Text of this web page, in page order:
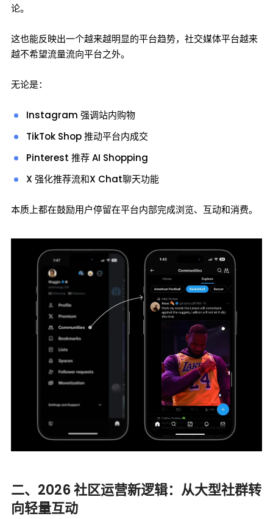
论。
这也能反映出一个越来越明显的平台趋势，社交媒体平台越来
越不希望流量流向平台之外。
无论是：
Instagram 强调站内购物
TikTok Shop 推动平台内成交
Pinterest 推荐 AI Shopping
X 强化推荐流和X Chat聊天功能
本质上都在鼓励用户停留在平台内部完成浏览、互动和消费。
二、2026 社区运营新逻辑：从大型社群转
向轻量互动